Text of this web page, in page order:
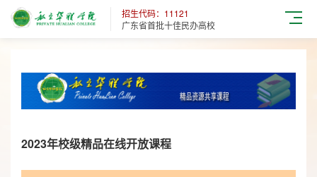
招生代码：11121
广东省首批十佳民办高校
2023年校级精品在线开放课程